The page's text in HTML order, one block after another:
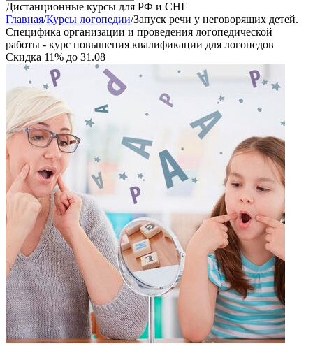
Дистанционные курсы для РФ и СНГ
Главная/Курсы логопедии/Запуск речи у неговорящих детей.
Специфика организации и проведения логопедической
работы - курс повышения квалификации для логопедов
Скидка 11% до 31.08